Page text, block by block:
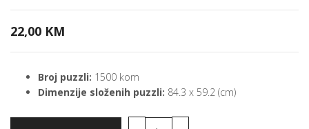
22,00 KM
Broj puzzli: 1500 kom
Dimenzije složenih puzzli: 84.3 x 59.2 (cm)